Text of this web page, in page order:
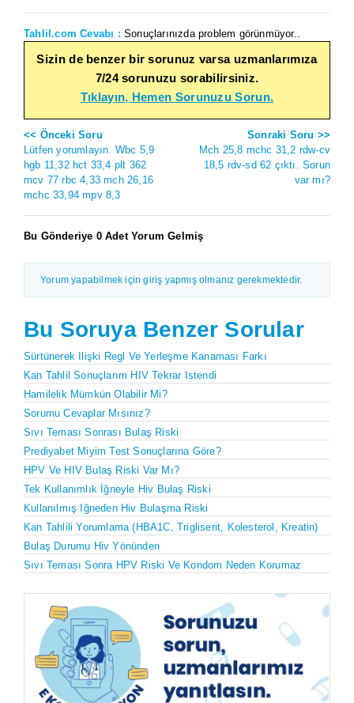
Tahlil.com Cevabı : Sonuçlarınızda problem görünmüyor..
Sizin de benzer bir sorunuz varsa uzmanlarımıza
7/24 sorunuzu sorabilirsiniz.
Tıklayın, Hemen Sorunuzu Sorun.
<< Önceki Soru
Lütfen yorumlayın. Wbc 5,9
hgb 11,32 hct 33,4 plt 362
mcv 77 rbc 4,33 mch 26,16
mchc 33,94 mpv 8,3
Sonraki Soru >>
Mch 25,8 mchc 31,2 rdw-cv
18,5 rdv-sd 62 çıktı. Sorun
var mı?
Bu Gönderiye 0 Adet Yorum Gelmiş
Yorum yapabilmek için giriş yapmış olmanız gerekmektedir.
Bu Soruya Benzer Sorular
Sürtünerek Ilişki Regl Ve Yerleşme Kanaması Farkı
Kan Tahlil Sonuçlarım HIV Tekrar Istendi
Hamilelik Mümkün Olabilir Mi?
Sorumu Cevaplar Mısınız?
Sıvı Teması Sonrası Bulaş Riski
Prediyabet Miyim Test Sonuçlarına Göre?
HPV Ve HIV Bulaş Riski Var Mı?
Tek Kullanımlık İğneyle Hiv Bulaş Riski
Kullanılmış Iğneden Hiv Bulaşma Riski
Kan Tahlili Yorumlama (HBA1C, Trigliserit, Kolesterol, Kreatin)
Bulaş Durumu Hiv Yönünden
Sıvı Teması Sonra HPV Riski Ve Kondom Neden Korumaz